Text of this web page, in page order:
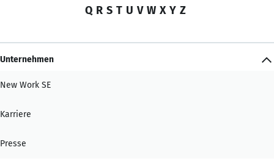
Q R S T U V W X Y Z
Unternehmen
New Work SE
Karriere
Presse